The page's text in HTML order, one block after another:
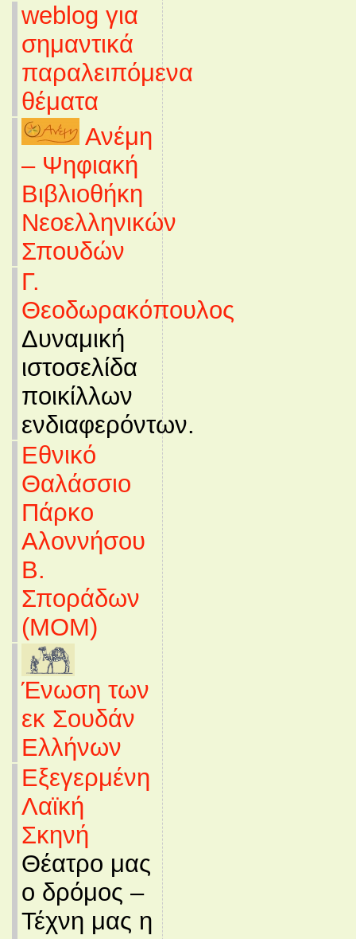
weblog για
σημαντικά
παραλειπόμενα
θέματα
Ανέμη
– Ψηφιακή
Βιβλιοθήκη
Νεοελληνικών
Σπουδών
Γ.
Θεοδωρακόπουλος
Δυναμική
ιστοσελίδα
ποικίλλων
ενδιαφερόντων.
Εθνικό
Θαλάσσιο
Πάρκο
Αλοννήσου
Β.
Σποράδων
(MOM)
Ένωση των
εκ Σουδάν
Ελλήνων
Εξεγερμένη
Λαϊκή
Σκηνή
Θέατρο μας
ο δρόμος –
Τέχνη μας η